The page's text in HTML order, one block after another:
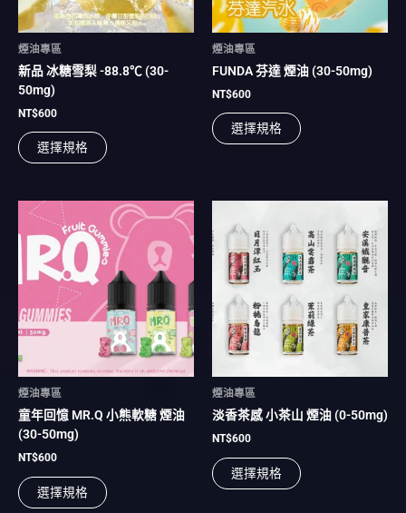
煙油專區
新品 冰糖雪梨 -88.8℃ (30-
50mg)
NT$600
選擇規格
可
在
品
擇
煙油專區
FUNDA 芬達 煙油 (30-50mg)
NT$600
選擇規格
可
在
品
選
煙油專區
童年回憶 MR.Q 小熊軟糖 煙油
(30-50mg)
NT$600
選擇規格
此
產
品
有
多
種
款
式。
可
在
品
擇
煙油專區
淡香茶感 小茶山 煙油 (0-50mg)
NT$600
選擇規格
產
品
有
多
種
款
式。
在
品
選